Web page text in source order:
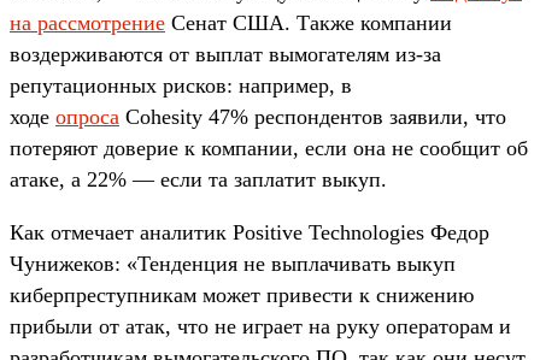
на рассмотрение Сенат США. Также компании
воздерживаются от выплат вымогателям из-за
репутационных рисков: например, в
ходе опроса Cohesity 47% респондентов заявили, что
потеряют доверие к компании, если она не сообщит об
атаке, а 22% — если та заплатит выкуп.
Как отмечает аналитик Positive Technologies Федор
Чунижеков: «Тенденция не выплачивать выкуп
киберпреступникам может привести к снижению
прибыли от атак, что не играет на руку операторам и